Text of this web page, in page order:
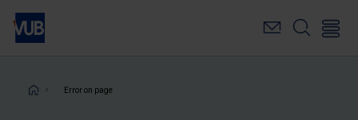
Skip
main
Breadcrumb
Error on page